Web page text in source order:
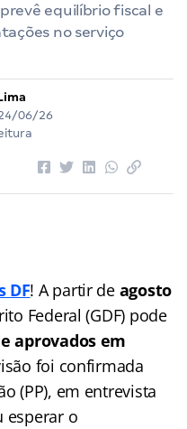
equilíbrio fiscal e
no serviço
06/26
DF! A partir de agosto
Federal (GDF) pode
aprovados em
foi confirmada
(PP), em entrevista
esperar o